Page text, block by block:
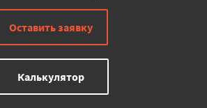
Оставить заявку
Калькулятор